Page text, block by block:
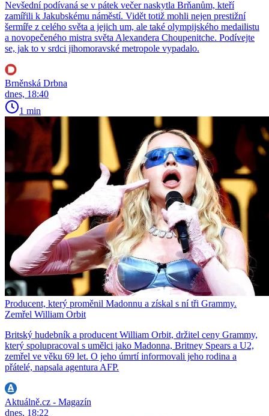
Nevšední podívaná se v pátek večer naskytla Brňanům, kteří
zamířili k Jakubskému náměstí. Vidět totiž mohli nejen prestižní
šermíře z celého světa a jejich um, ale také olympijského medailistu
a novopečeného mistra světa Alexandera Choupenitche. Podívejte
se, jak to v srdci jihomoravské metropole vypadalo.
Brněnská Drbna
dnes, 18:40
1 min
Producent, který proměnil Madonnu a získal s ní tři Grammy.
Zemřel William Orbit
Britský hudebník a producent William Orbit, držitel ceny Grammy,
který spolupracoval s umělci jako Madonna, Britney Spears a U2,
zemřel ve věku 69 let. O jeho úmrtí informovali jeho rodina a
přátelé, napsala agentura AFP.
Aktuálně.cz - Magazín
dnes, 18:22